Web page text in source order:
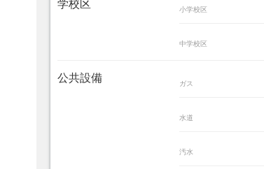
学校区 小学校区
中学校区
公共設備 ガス
水道
汚水